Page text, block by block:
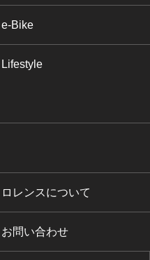
e-Bike
Lifestyle
ロレンスについて
お問い合わせ